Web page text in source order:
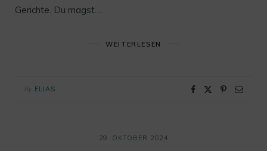
Gerichte. Du magst…
WEITERLESEN
ELIAS
29. OKTOBER 2024